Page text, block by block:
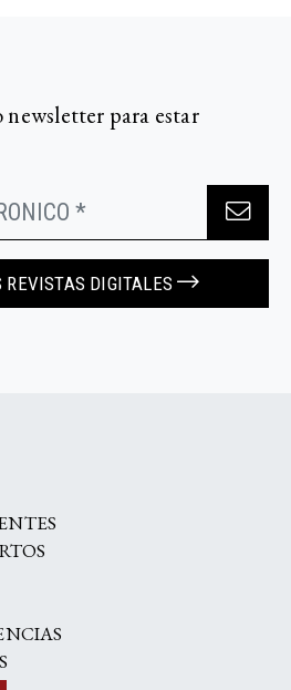
newsletter para estar
REVISTAS DIGITALES